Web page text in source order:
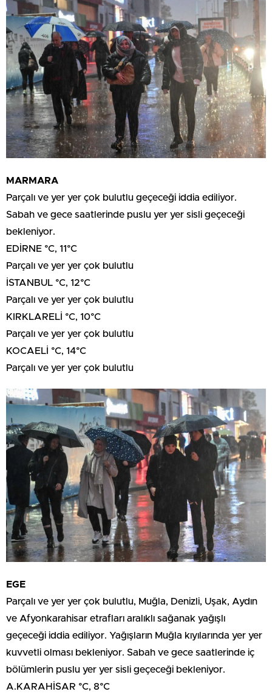
MARMARA
Parçalı ve yer yer çok bulutlu geçeceği iddia ediliyor.
Sabah ve gece saatlerinde puslu yer yer sisli geçeceği
bekleniyor.
EDİRNE °C, 11°C
Parçalı ve yer yer çok bulutlu
İSTANBUL °C, 12°C
Parçalı ve yer yer çok bulutlu
KIRKLARELİ °C, 10°C
Parçalı ve yer yer çok bulutlu
KOCAELİ °C, 14°C
Parçalı ve yer yer çok bulutlu
EGE
Parçalı ve yer yer çok bulutlu, Muğla, Denizli, Uşak, Aydın
ve Afyonkarahisar etrafları aralıklı sağanak yağışlı
geçeceği iddia ediliyor. Yağışların Muğla kıyılarında yer yer
kuvvetli olması bekleniyor. Sabah ve gece saatlerinde iç
bölümlerin puslu yer yer sisli geçeceği bekleniyor.
A.KARAHİSAR °C, 8°C